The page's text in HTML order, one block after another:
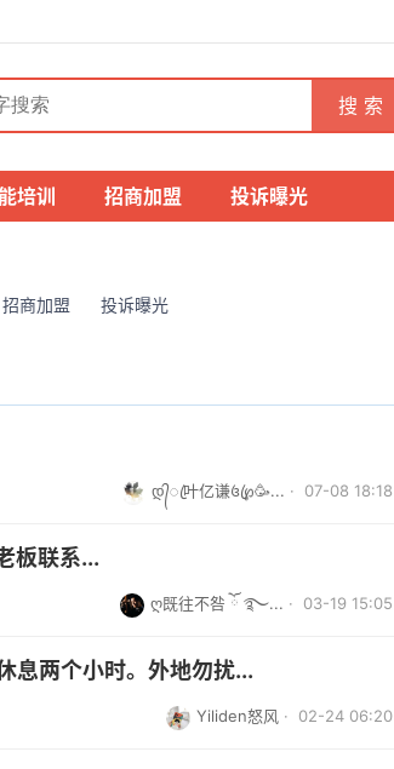
搜 索
培训 招商加盟 投诉曝光
招商加盟 投诉曝光
დ᭄ꦿ叶亿谦꧔ꦿ℘🥳... · 07-08 18:18
板联系...
ღ既往不咎 ོ ࿐... · 03-19 15:05
息两个小时。外地勿扰...
Yiliden怒风 · 02-24 06:20